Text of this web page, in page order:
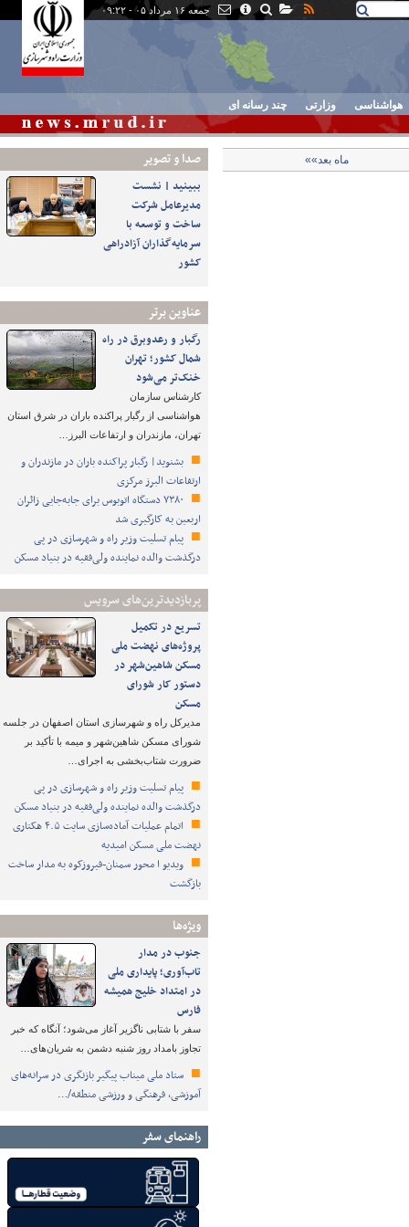
جمعه ۱۶ مرداد ۰۵ - ۰۹:۲۲
هواشناسی وزارتی چند رسانه ای
صدا و تصوير
ببینید | نشست
مدیرعامل شرکت
ساخت و توسعه با
سرمایه‌گذاران آزادراهی
کشور
عناوین برتر
رگبار و رعدوبرق در راه
شمال کشور؛ تهران
خنک‌تر می‌شود
کارشناس سازمان
هواشناسی از رگبار پراکنده باران در شرق استان
تهران، مازندران و ارتفاعات البرز…
بشنوید| رگبار پراکنده باران در مازندران و
ارتفاعات البرز مرکزی
۷۳۸۰ دستگاه اتوبوس برای جابه‌جایی زائران
اربعین به‌ کارگیری شد
پیام تسلیت وزیر راه و شهرسازی در پی
درگذشت والده نماینده ولی‌فقیه در بنیاد مسکن
پربازدیدترین‌های سرویس
تسریع در تکمیل
پروژه‌های نهضت ملی
مسکن شاهین‌شهر در
دستور کار شورای
مسکن
مدیرکل راه و شهرسازی استان اصفهان در جلسه
شورای مسکن شاهین‌شهر و میمه با تأکید بر
ضرورت شتاب‌بخشی به اجرای…
پیام تسلیت وزیر راه و شهرسازی در پی
درگذشت والده نماینده ولی‌فقیه در بنیاد مسکن
اتمام عملیات آماده‌سازی سایت ۴.۵ هکتاری
نهضت ملی مسکن امیدیه
ویدیو ا محور سمنان-فیروزکوه به مدار ساخت
بازگشت
ویژه‌ها
جنوب در مدار
تاب‌آوری؛ پایداری ملی
در امتداد خلیج همیشه
فارس
سفر با شتابی ناگزیر آغاز می‌شود؛ آنگاه که خبر
تجاوز بامداد روز شنبه دشمن به شریان‌های…
ستاد ملی میناب پیگیر بازنگری در سرانه‌های
آموزشی، فرهنگی و ورزشی منطقه/…
راهنمای سفر
ماه بعد»»